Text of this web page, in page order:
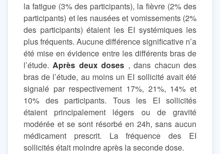
la fatigue (3% des participants), la fièvre (2% des
participants) et les nausées et vomissements (2%
des participants) étaient les EI systémiques les
plus fréquents. Aucune différence significative n’a
été mise en évidence entre les différents bras de
l’étude.Après deux doses , dans chacun des
bras de l’étude, au moins un EI sollicité avait été
signalé par respectivement 17%, 21%, 14% et
10% des participants. Tous les EI sollicités
étaient principalement légers ou de gravité
modérée et se sont résorbé en 24h, sans aucun
médicament prescrit. La fréquence des EI
sollicités était moindre après la seconde dose.